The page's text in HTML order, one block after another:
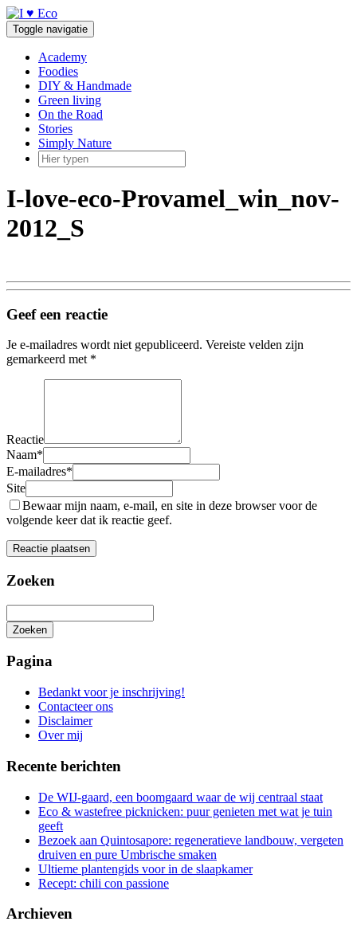
Doorgaan
naar
inhoud
Toggle navigatie
Academy
Foodies
DIY & Handmade
Green living
On the Road
Stories
Simply Nature
I-love-eco-Provamel_win_nov-
2012_S
Geef een reactie
Je e-mailadres wordt niet gepubliceerd. Vereiste velden zijn
gemarkeerd met *
Reactie
Naam*
E-mailadres*
Site
Bewaar mijn naam, e-mail, en site in deze browser voor de
volgende keer dat ik reactie geef.
Zoeken
Zoeken
zoeken
Pagina
Bedankt voor je inschrijving!
Contacteer ons
Disclaimer
Over mij
Recente berichten
De WIJ-gaard, een boomgaard waar de wij centraal staat
Eco & wastefree picknicken: puur genieten met wat je tuin
geeft
Bezoek aan Quintosapore: regeneratieve landbouw, vergeten
druiven en pure Umbrische smaken
Ultieme plantengids voor in de slaapkamer
Recept: chili con passione
Archieven